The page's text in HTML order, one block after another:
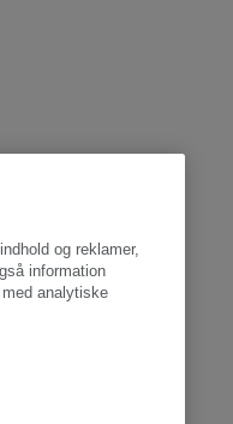
og reklamer,
information
analytiske